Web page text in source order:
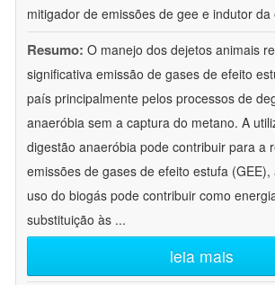
mitigador de emissões de gee e indutor
Resumo: O manejo dos dejetos animais
significativa emissão de gases de efeito
país principalmente pelos processos de
anaeróbia sem a captura do metano. A
digestão anaeróbia pode contribuir para a
emissões de gases de efeito estufa (GEE),
uso do biogás pode contribuir como
substituição às ...
leia mais